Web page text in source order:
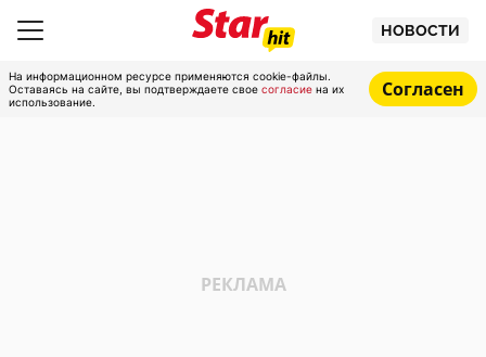
НОВОСТИ
На информационном ресурсе применяются cookie-файлы.
Оставаясь на сайте, вы подтверждаете свое согласие на их
использование.
Согласен